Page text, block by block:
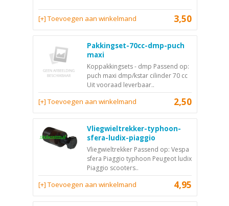
3,50
[+] Toevoegen aan winkelmand
Pakkingset-70cc-dmp-puch
maxi
Koppakkingsets - dmp Passend op:
puch maxi dmp/kstar cilinder 70 cc
Uit vooraad leverbaar..
2,50
[+] Toevoegen aan winkelmand
Vliegwieltrekker-typhoon-
sfera-ludix-piaggio
Vliegwieltrekker Passend op: Vespa
sfera Piaggio typhoon Peugeot ludix
Piaggio scooters..
4,95
[+] Toevoegen aan winkelmand